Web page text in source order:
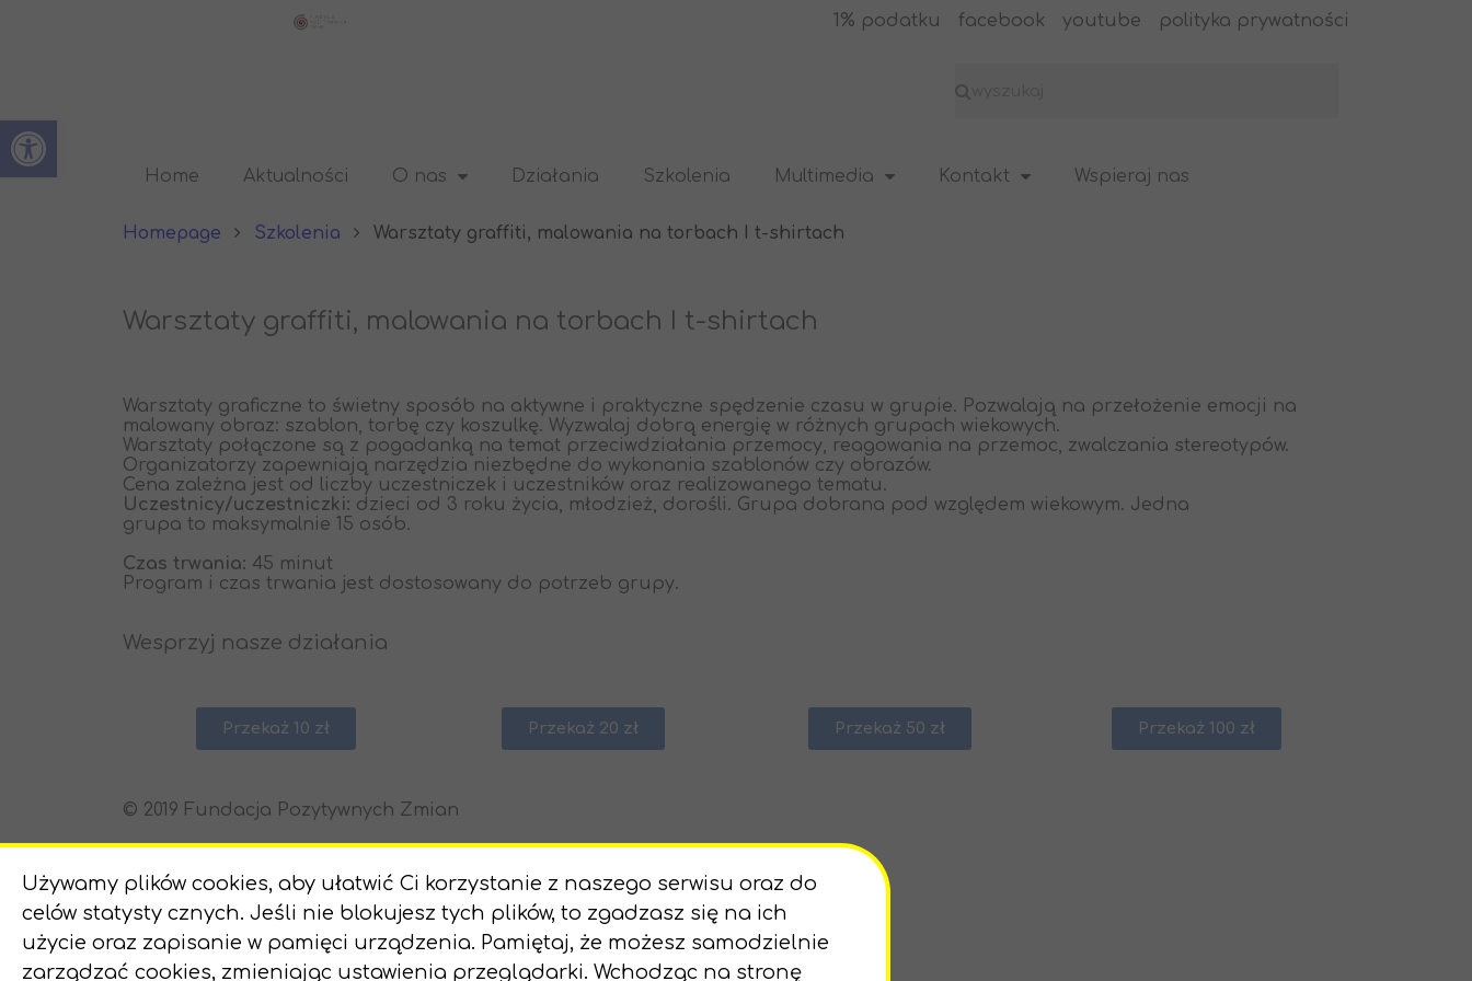
Open toolbar
1% podatku facebook youtube polityka prywatności
Home Aktualności O nas Działania Szkolenia Multimedia Kontakt Wspieraj nas
Homepage Szkolenia Warsztaty graffiti, malowania na torbach I t-shirtach
Warsztaty graffiti, malowania na torbach I t-shirtach
Warsztaty graficzne to świetny sposób na aktywne i praktyczne spędzenie czasu w grupie. Pozwalają na przełożenie emocji na
malowany obraz: szablon, torbę czy koszulkę. Wyzwalaj dobrą energię w różnych grupach wiekowych.
Warsztaty połączone są z pogadanką na temat przeciwdziałania przemocy, reagowania na przemoc, zwalczania stereotypów.
Organizatorzy zapewniają narzędzia niezbędne do wykonania szablonów czy obrazów.
Cena zależna jest od liczby uczestniczek i uczestników oraz realizowanego tematu.
Uczestnicy/uczestniczki: dzieci od 3 roku życia, młodzież, dorośli. Grupa dobrana pod względem wiekowym. Jedna
grupa to maksymalnie 15 osób.
Czas trwania: 45 minut
Program i czas trwania jest dostosowany do potrzeb grupy.
Wesprzyj nasze działania
Przekaż 10 zł Przekaż 20 zł Przekaż 50 zł Przekaż 100 zł
© 2019 Fundacja Pozytywnych Zmian
Używamy plików cookies, aby ułatwić Ci korzystanie z naszego serwisu oraz do
celów statysty cznych. Jeśli nie blokujesz tych plików, to zgadzasz się na ich
użycie oraz zapisanie w pamięci urządzenia. Pamiętaj, że możesz samodzielnie
zarządzać cookies, zmieniając ustawienia przeglądarki. Wchodząc na stronę